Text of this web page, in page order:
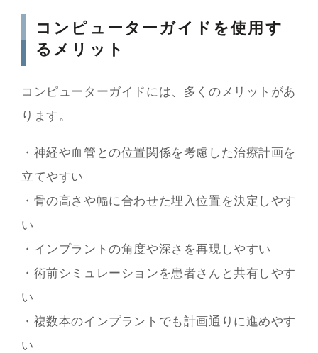
コンピューターガイドを使用す
るメリット
コンピューターガイドには、多くのメリットがあ
ります。
・神経や血管との位置関係を考慮した治療計画を
立てやすい
・骨の高さや幅に合わせた埋入位置を決定しやす
い
・インプラントの角度や深さを再現しやすい
・術前シミュレーションを患者さんと共有しやす
い
・複数本のインプラントでも計画通りに進めやす
い